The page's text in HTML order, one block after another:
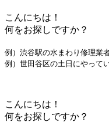
こんにちは！
何をお探しですか？
例）渋谷駅の水まわり修理業
例）世田谷区の土日にやって
こんにちは！
何をお探しですか？